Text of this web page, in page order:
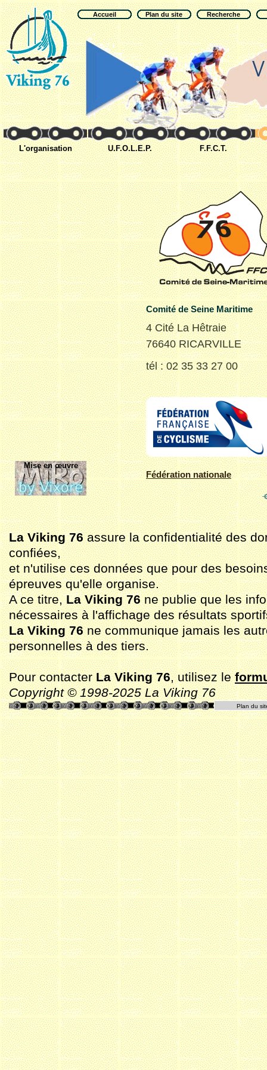
Accueil Plan du site Recherche
L'organisation U.F.O.L.E.P. F.F.C.T.
Mise en œuvre
Comité de Seine Maritime
4 Cité La Hêtraie
76640 RICARVILLE
tél : 02 35 33 27 00
Fédération nationale
La Viking 76assure la confidentialité des
confiées,
et n'utilise ces données que pour des
épreuves qu'elle organise.
A ce titre,La Viking 76ne publie que les
nécessaires à l'affichage des résultats
La Viking 76ne communique jamais les
personnelles à des tiers.
Pour contacterLa Viking 76, utilisez le
Copyright © 1998-2025 La Viking 76
Plan du